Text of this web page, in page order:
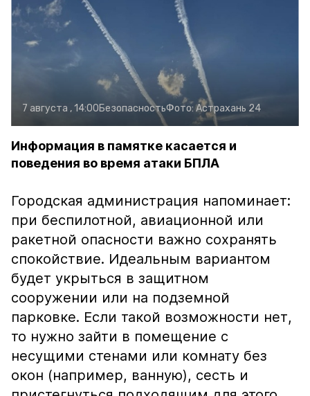
7 августа , 14:00БезопасностьФото: Астрахань 24
Информация в памятке касается и
поведения во время атаки БПЛА
Городская администрация напоминает:
при беспилотной, авиационной или
ракетной опасности важно сохранять
спокойствие. Идеальным вариантом
будет укрыться в защитном
сооружении или на подземной
парковке. Если такой возможности нет,
то нужно зайти в помещение с
несущими стенами или комнату без
окон (например, ванную), сесть и